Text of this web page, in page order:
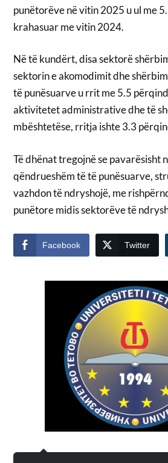
punëtorëve në vitin 2025 u ul me
krahasuar me vitin 2024.
Në të kundërt, disa sektorë
sektorin e akomodimit dhe
të punësuarve u rrit me 5.5
aktivitetet administrative dhe të
mbështetëse, rritja ishte 3.3
Të dhënat tregojnë se pavarësisht
qëndrueshëm të të punësuarve,
vazhdon të ndryshojë, me
punëtore midis sektorëve të
Facebook Twitter